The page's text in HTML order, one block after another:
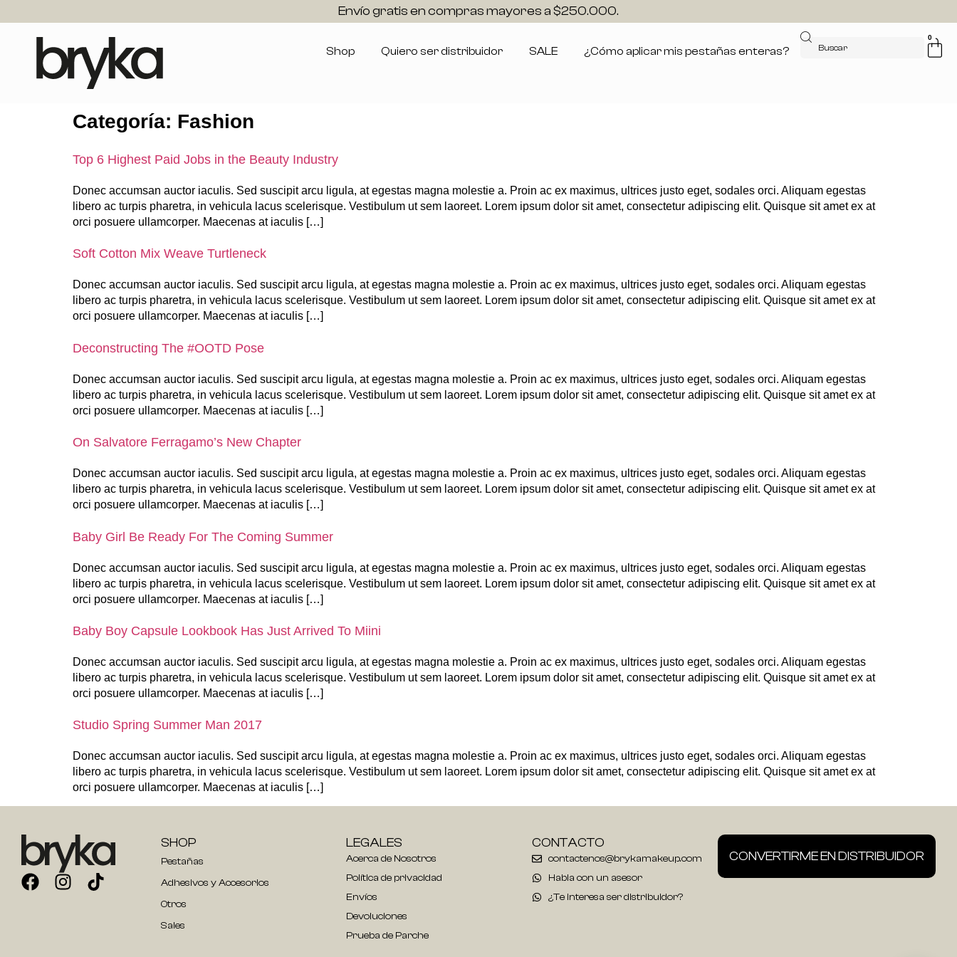
Envío gratis en compras mayores a $250.000.
Shop Quiero ser distribuidor SALE ¿Cómo aplicar mis pestañas enteras?
0
Categoría: Fashion
Top 6 Highest Paid Jobs in the Beauty Industry
Donec accumsan auctor iaculis. Sed suscipit arcu ligula, at egestas magna molestie a. Proin ac ex maximus, ultrices justo eget, sodales orci. Aliquam egestas
libero ac turpis pharetra, in vehicula lacus scelerisque. Vestibulum ut sem laoreet. Lorem ipsum dolor sit amet, consectetur adipiscing elit. Quisque sit amet ex at
orci posuere ullamcorper. Maecenas at iaculis […]
Soft Cotton Mix Weave Turtleneck
Donec accumsan auctor iaculis. Sed suscipit arcu ligula, at egestas magna molestie a. Proin ac ex maximus, ultrices justo eget, sodales orci. Aliquam egestas
libero ac turpis pharetra, in vehicula lacus scelerisque. Vestibulum ut sem laoreet. Lorem ipsum dolor sit amet, consectetur adipiscing elit. Quisque sit amet ex at
orci posuere ullamcorper. Maecenas at iaculis […]
Deconstructing The #OOTD Pose
Donec accumsan auctor iaculis. Sed suscipit arcu ligula, at egestas magna molestie a. Proin ac ex maximus, ultrices justo eget, sodales orci. Aliquam egestas
libero ac turpis pharetra, in vehicula lacus scelerisque. Vestibulum ut sem laoreet. Lorem ipsum dolor sit amet, consectetur adipiscing elit. Quisque sit amet ex at
orci posuere ullamcorper. Maecenas at iaculis […]
On Salvatore Ferragamo’s New Chapter
Donec accumsan auctor iaculis. Sed suscipit arcu ligula, at egestas magna molestie a. Proin ac ex maximus, ultrices justo eget, sodales orci. Aliquam egestas
libero ac turpis pharetra, in vehicula lacus scelerisque. Vestibulum ut sem laoreet. Lorem ipsum dolor sit amet, consectetur adipiscing elit. Quisque sit amet ex at
orci posuere ullamcorper. Maecenas at iaculis […]
Baby Girl Be Ready For The Coming Summer
Donec accumsan auctor iaculis. Sed suscipit arcu ligula, at egestas magna molestie a. Proin ac ex maximus, ultrices justo eget, sodales orci. Aliquam egestas
libero ac turpis pharetra, in vehicula lacus scelerisque. Vestibulum ut sem laoreet. Lorem ipsum dolor sit amet, consectetur adipiscing elit. Quisque sit amet ex at
orci posuere ullamcorper. Maecenas at iaculis […]
Baby Boy Capsule Lookbook Has Just Arrived To Miini
Donec accumsan auctor iaculis. Sed suscipit arcu ligula, at egestas magna molestie a. Proin ac ex maximus, ultrices justo eget, sodales orci. Aliquam egestas
libero ac turpis pharetra, in vehicula lacus scelerisque. Vestibulum ut sem laoreet. Lorem ipsum dolor sit amet, consectetur adipiscing elit. Quisque sit amet ex at
orci posuere ullamcorper. Maecenas at iaculis […]
Studio Spring Summer Man 2017
Donec accumsan auctor iaculis. Sed suscipit arcu ligula, at egestas magna molestie a. Proin ac ex maximus, ultrices justo eget, sodales orci. Aliquam egestas
libero ac turpis pharetra, in vehicula lacus scelerisque. Vestibulum ut sem laoreet. Lorem ipsum dolor sit amet, consectetur adipiscing elit. Quisque sit amet ex at
orci posuere ullamcorper. Maecenas at iaculis […]
SHOP
Pestañas
Adhesivos y Accesorios
Otros
Sales
LEGALES
Acerca de Nosotros
Política de privacidad
Envíos
Devoluciones
Prueba de Parche
CONTACTO
contactenos@brykamakeup.com
Habla con un asesor
¿Te interesa ser distribuidor?
CONVERTIRME EN DISTRIBUIDOR